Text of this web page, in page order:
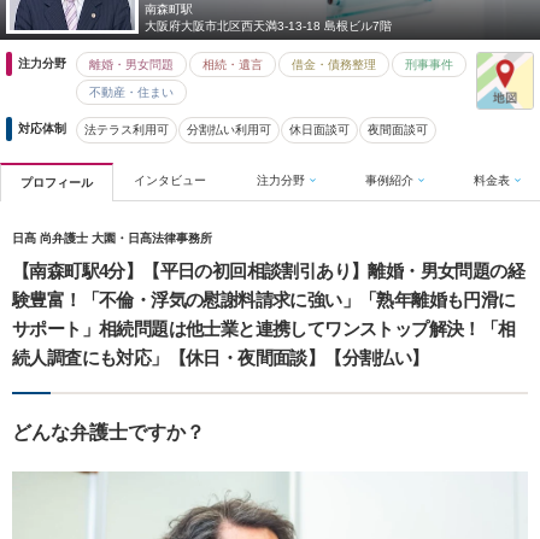
南森町駅
大阪府大阪市北区西天満3-13-18 島根ビル7階
注力分野 離婚・男女問題 相続・遺言 借金・債務整理 刑事事件
不動産・住まい
対応体制 法テラス利用可 分割払い利用可 休日面談可 夜間面談可
プロフィール インタビュー 注力分野 事例紹介 料金表
日髙 尚弁護士 大園・日髙法律事務所
【南森町駅4分】【平日の初回相談割引あり】離婚・男女問題の経
験豊富！「不倫・浮気の慰謝料請求に強い」「熟年離婚も円滑に
サポート」相続問題は他士業と連携してワンストップ解決！「相
続人調査にも対応」【休日・夜間面談】【分割払い】
どんな弁護士ですか？